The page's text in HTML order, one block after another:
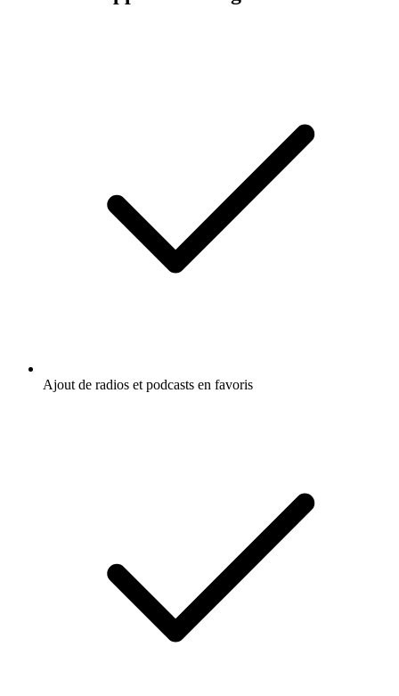
Ajout de radios et podcasts en favoris